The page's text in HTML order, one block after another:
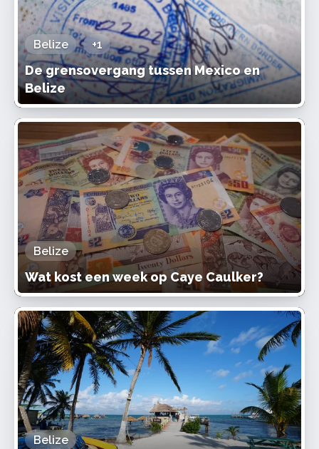
Belize +1
De grensovergang tussen Mexico en
Belize
Belize
Wat kost een week op Caye Caulker?
Belize